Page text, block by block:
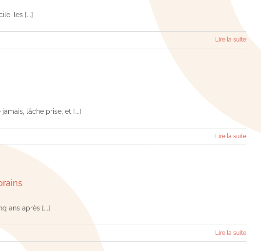
les [...]
Lire la suite
lâche prise, et [...]
Lire la suite
ans après [...]
Lire la suite